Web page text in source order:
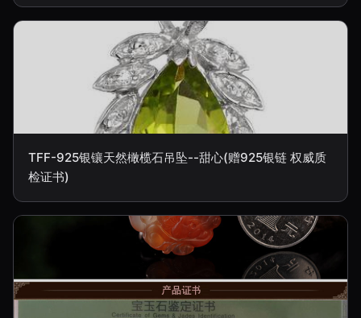
TFF-925银镶天然橄榄石吊坠--甜心(赠925银链 权威质
检证书)